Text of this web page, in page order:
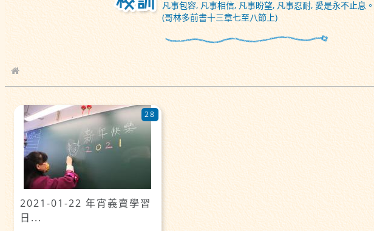
凡事包容, 凡事相信, 凡事盼望, 凡事忍耐, 愛是永不止息。
(哥林多前書十三章七至八節上)
校園相簿
2021-01-22 年宵義賣學習
日...
28